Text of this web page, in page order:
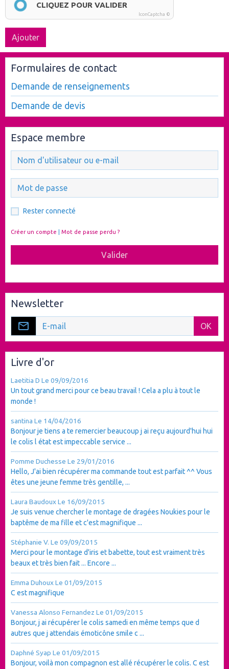
CLIQUEZ POUR VALIDER
IconCaptcha ©
Ajouter
Formulaires de contact
Demande de renseignements
Demande de devis
Espace membre
Rester connecté
Créer un compte Mot de passe perdu ?
Valider
Newsletter
OK
Livre d'or
Laetitia D Le 09/09/2016
Un tout grand merci pour ce beau travail ! Cela a plu à tout le
monde !
santina Le 14/04/2016
Bonjour je tiens a te remercier beaucoup j ai reçu aujourd'hui hui
le colis l état est impeccable service ...
Pomme Duchesse Le 29/01/2016
Hello, J'ai bien récupérer ma commande tout est parfait ^^ Vous
êtes une jeune femme très gentille, ...
Laura BaudouxLe 16/09/2015
Je suis venue chercher le montage de dragées Noukies pour le
baptême de ma fille et c'est magnifique ...
Stéphanie V. Le 09/09/2015
Merci pour le montage d'iris et babette, tout est vraiment très
beaux et très bien fait ... Encore ...
Emma DuhouxLe 01/09/2015
C est magnifique
Vanessa Alonso Fernandez Le 01/09/2015
Bonjour, j ai récupérer le colis samedi en même temps que d
autres que j attendais émoticône smile c ...
Daphné Syap Le 01/09/2015
Bonjour, voilà mon compagnon est allé récupérer le colis. C est